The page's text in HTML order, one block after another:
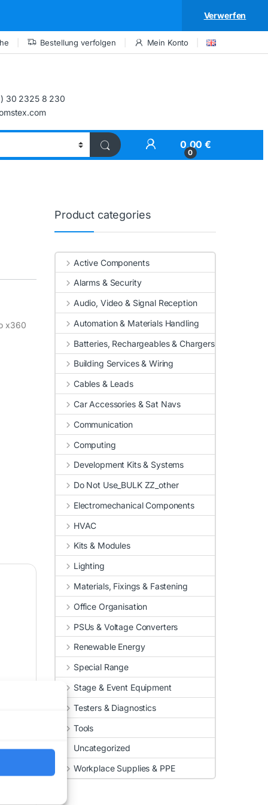
Verwerfen
Bestellung verfolgen Mein Konto
30 2325 8 230
My Account
0
0,00€
x360
Product categories
Active Components
Alarms & Security
Audio, Video & Signal Reception
Automation & Materials Handling
Batteries, Rechargeables & Chargers
Building Services & Wiring
Cables & Leads
Car Accessories & Sat Navs
Communication
Computing
Development Kits & Systems
Do Not Use_BULK ZZ_other
Electromechanical Components
HVAC
Kits & Modules
Lighting
Materials, Fixings & Fastening
Office Organisation
PSUs & Voltage Converters
Renewable Energy
Special Range
Stage & Event Equipment
Testers & Diagnostics
Tools
Uncategorized
Workplace Supplies & PPE